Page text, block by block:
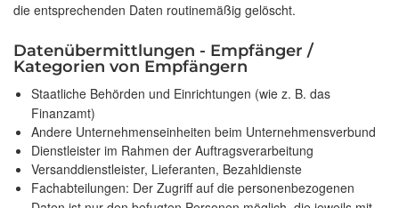
die entsprechenden Daten routinemäßig gelöscht.
Datenübermittlungen - Empfänger /
Kategorien von Empfängern
Staatliche Behörden und Einrichtungen (wie z. B. das
Finanzamt)
Andere Unternehmenseinheiten beim Unternehmensverbund
Dienstleister im Rahmen der Auftragsverarbeitung
Versanddienstleister, Lieferanten, Bezahldienste
Fachabteilungen: Der Zugriff auf die personenbezogenen